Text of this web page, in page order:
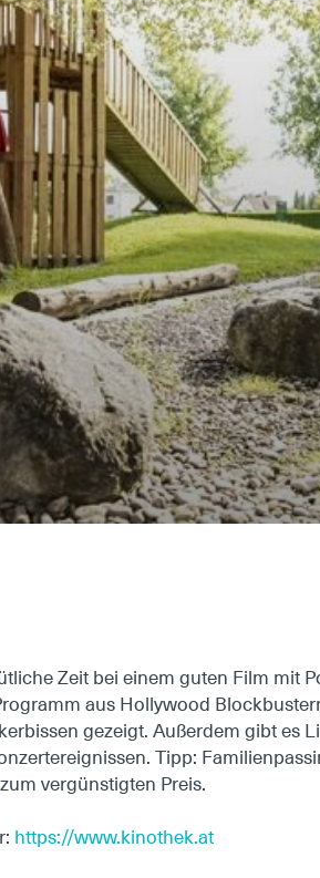
Zeit bei einem guten Film mit
aus Hollywood
gezeigt. Außerdem gibt es
Tipp:
vergünstigten Preis.
https://www.kinothek.at